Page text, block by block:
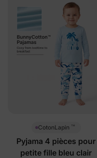
CotonLapin ™
Pyjama 4 pièces pour
petite fille bleu clair